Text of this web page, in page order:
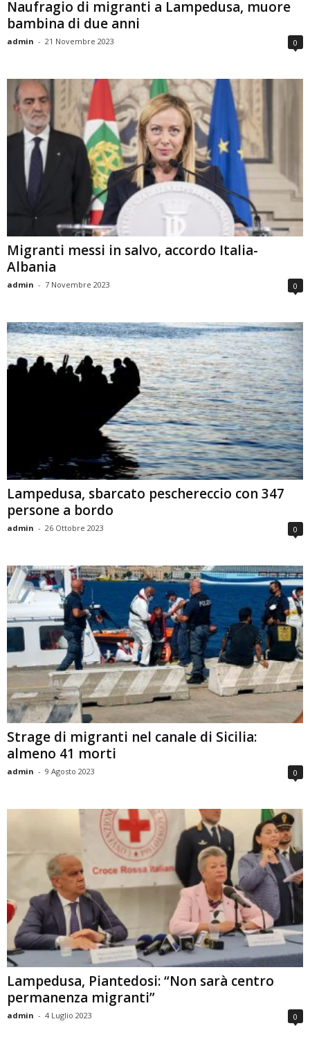
Naufragio di migranti a Lampedusa, muore
bambina di due anni
admin - 21 Novembre 2023 0
Migranti messi in salvo, accordo Italia-
Albania
admin - 7 Novembre 2023 0
Lampedusa, sbarcato peschereccio con 347
persone a bordo
admin - 26 Ottobre 2023 0
Strage di migranti nel canale di Sicilia:
almeno 41 morti
admin - 9 Agosto 2023 0
Lampedusa, Piantedosi: “Non sarà centro
permanenza migranti”
admin - 4 Luglio 2023 0